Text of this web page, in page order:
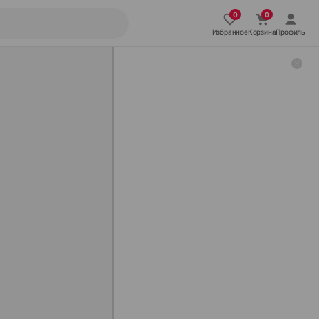
ИзбранноеКорзинаПрофиль